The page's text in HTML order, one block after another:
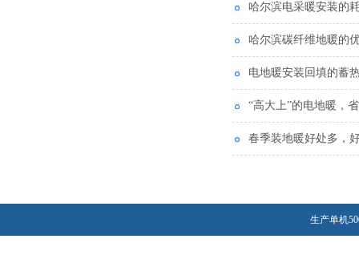
哈尔滨电采暖安装的
哈尔滨碳纤维地暖的
电地暖安装回填的蓄
“高大上”的电地暖，
春季装地暖好处多，
生产单机